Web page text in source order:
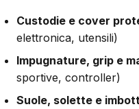
Custodie e cover
elettronica, utensili)
Impugnature, grip e
sportive, controller)
Suole, solette e